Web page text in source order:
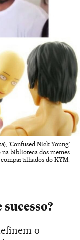
‘Confused Nick Young’
biblioteca dos memes
do KYM.
o